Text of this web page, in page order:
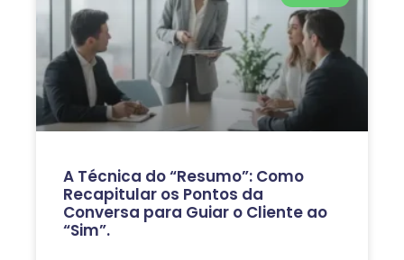
A Técnica do “Resumo”: Como
Recapitular os Pontos da
Conversa para Guiar o Cliente ao
“Sim”.